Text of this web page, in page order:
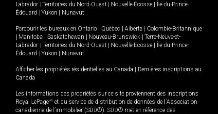
Labrador | Territoires du Nord-Ouest | Nouvelle-Écosse | Île-du-Prince-
Édouard | Yukon | Nunavut
Parcourir les bureaux en Ontario | Québec | Alberta | Colombie-Britannique
| Manitoba | Saskatchewan | Nouveau-Brunswick | Terre-Neuve-et-
Labrador | Territoires du Nord-Ouest | Nouvelle-Écosse | Île-du-Prince-
Édouard | Yukon | Nunavut
Afficher les propriétés résidentielles au Canada | Dernières inscriptions au
Canada
Les informations des propriétés sur ce site proviennent des inscriptions
Royal LePageMD et du service de distribution de données de l'Association
canadienne de l’immobilier (SDD®). SDD® met en référence des